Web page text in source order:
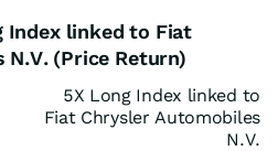
Index linked to Fiat
(Price Return)
5X Long Index linked to
Fiat Chrysler Automobiles
N.V.